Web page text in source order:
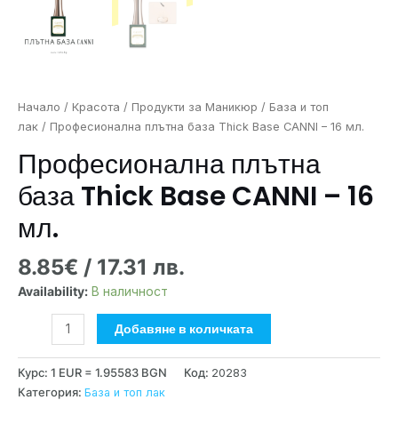
Начало / Красота / Продукти за Маникюр / База и топ
лак / Професионална плътна база Thick Base CANNI – 16 мл.
Професионална плътна
база Thick Base CANNI – 16
мл.
8.85€ / 17.31 лв.
Availability: В наличност
Добавяне в количката
Курс: 1 EUR = 1.95583 BGN Код: 20283
Категория: База и топ лак